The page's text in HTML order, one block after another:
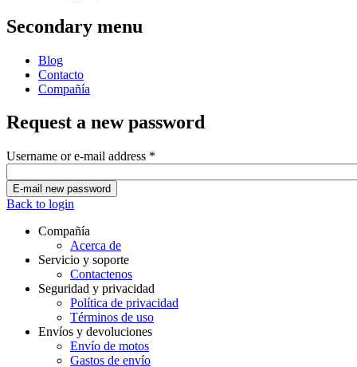
Secondary menu
Blog
Contacto
Compañía
Request a new password
Username or e-mail address *
Back to login
Compañía
Acerca de
Servicio y soporte
Contactenos
Seguridad y privacidad
Política de privacidad
Términos de uso
Envíos y devoluciones
Envío de motos
Gastos de envío